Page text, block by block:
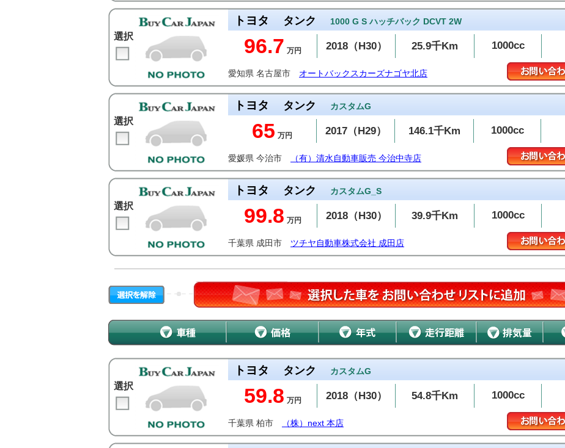
選択
トヨタ タンク 1000 G S ハッチバック DCVT 2W
96.7 万円 2018（H30） 25.9千Km 1000cc
愛知県 名古屋市 オートバックスカーズナゴヤ北店
選択
トヨタ タンク カスタムG
65 万円 2017（H29） 146.1千Km 1000cc
愛媛県 今治市 （有）清水自動車販売 今治中寺店
選択
トヨタ タンク カスタムG_S
99.8 万円 2018（H30） 39.9千Km 1000cc
千葉県 成田市 ツチヤ自動車株式会社 成田店
選択
トヨタ タンク カスタムG
59.8 万円 2018（H30） 54.8千Km 1000cc
千葉県 柏市 （株）next 本店